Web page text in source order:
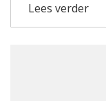
1921 en
Lees verder